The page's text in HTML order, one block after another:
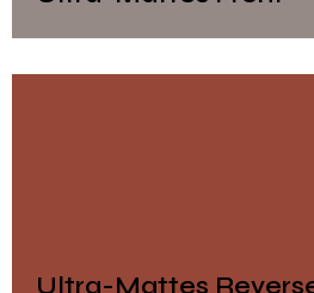
Ultra-Mattes